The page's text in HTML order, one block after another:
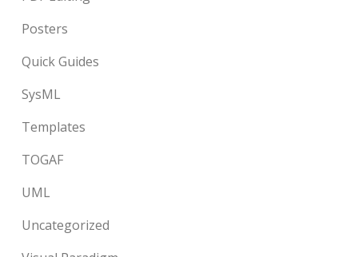
Posters
Quick Guides
SysML
Templates
TOGAF
UML
Uncategorized